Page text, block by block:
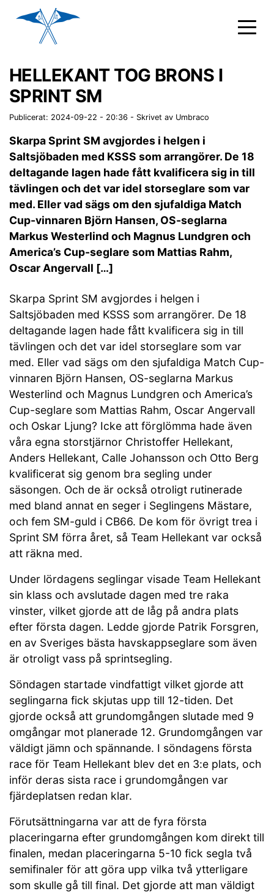
HELLEKANT TOG BRONS I
SPRINT SM
Publicerat: 2024-09-22 - 20:36 - Skrivet av Umbraco
Skarpa Sprint SM avgjordes i helgen i
Saltsjöbaden med KSSS som arrangörer. De 18
deltagande lagen hade fått kvalificera sig in till
tävlingen och det var idel storseglare som var
med. Eller vad sägs om den sjufaldiga Match
Cup-vinnaren Björn Hansen, OS-seglarna
Markus Westerlind och Magnus Lundgren och
America’s Cup-seglare som Mattias Rahm,
Oscar Angervall […]
Skarpa Sprint SM avgjordes i helgen i
Saltsjöbaden med KSSS som arrangörer. De 18
deltagande lagen hade fått kvalificera sig in till
tävlingen och det var idel storseglare som var
med. Eller vad sägs om den sjufaldiga Match Cup-
vinnaren Björn Hansen, OS-seglarna Markus
Westerlind och Magnus Lundgren och America’s
Cup-seglare som Mattias Rahm, Oscar Angervall
och Oskar Ljung? Icke att förglömma hade även
våra egna storstjärnor Christoffer Hellekant,
Anders Hellekant, Calle Johansson och Otto Berg
kvalificerat sig genom bra segling under
säsongen. Och de är också otroligt rutinerade
med bland annat en seger i Seglingens Mästare,
och fem SM-guld i CB66. De kom för övrigt trea i
Sprint SM förra året, så Team Hellekant var också
att räkna med.
Under lördagens seglingar visade Team Hellekant
sin klass och avslutade dagen med tre raka
vinster, vilket gjorde att de låg på andra plats
efter första dagen. Ledde gjorde Patrik Forsgren,
en av Sveriges bästa havskappseglare som även
är otroligt vass på sprintsegling.
Söndagen startade vindfattigt vilket gjorde att
seglingarna fick skjutas upp till 12-tiden. Det
gjorde också att grundomgången slutade med 9
omgångar mot planerade 12. Grundomgången var
väldigt jämn och spännande. I söndagens första
race för Team Hellekant blev det en 3:e plats, och
inför deras sista race i grundomgången var
fjärdeplatsen redan klar.
Förutsättningarna var att de fyra första
placeringarna efter grundomgången kom direkt till
finalen, medan placeringarna 5-10 fick segla två
semifinaler för att göra upp vilka två ytterligare
som skulle gå till final. Det gjorde att man väldigt